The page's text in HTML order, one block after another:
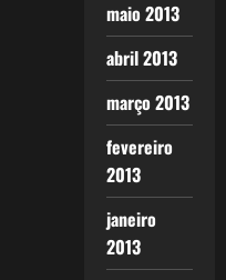
maio 2013
abril 2013
março 2013
fevereiro
2013
janeiro
2013